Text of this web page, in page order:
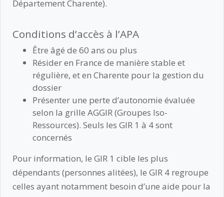
Département Charente).
Conditions d’accès à l’APA
Être âgé de 60 ans ou plus
Résider en France de manière stable et
régulière, et en Charente pour la gestion du
dossier
Présenter une perte d’autonomie évaluée
selon la grille AGGIR (Groupes Iso-
Ressources). Seuls les GIR 1 à 4 sont
concernés
Pour information, le GIR 1 cible les plus
dépendants (personnes alitées), le GIR 4 regroupe
celles ayant notamment besoin d’une aide pour la